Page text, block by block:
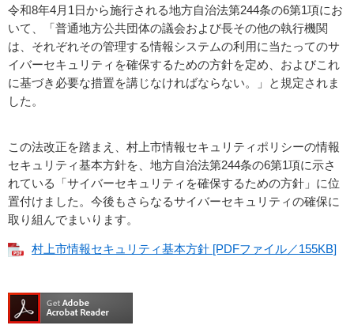
令和8年4月1日から施行される地方自治法第244条の6第1項にお
いて、「普通地方公共団体の議会および長その他の執行機関
は、それぞれその管理する情報システムの利用に当たってのサ
イバーセキュリティを確保するための方針を定め、およびこれ
に基づき必要な措置を講じなければならない。」と規定されま
した。
この法改正を踏まえ、村上市情報セキュリティポリシーの情報
セキュリティ基本方針を、地方自治法第244条の6第1項に示さ
れている「サイバーセキュリティを確保するための方針」に位
置付けました。今後もさらなるサイバーセキュリティの確保に
取り組んでまいります。​
村上市情報セキュリティ基本方針 [PDFファイル／155KB]